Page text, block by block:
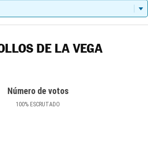
DE LA VEGA
Número de votos
100% ESCRUTADO